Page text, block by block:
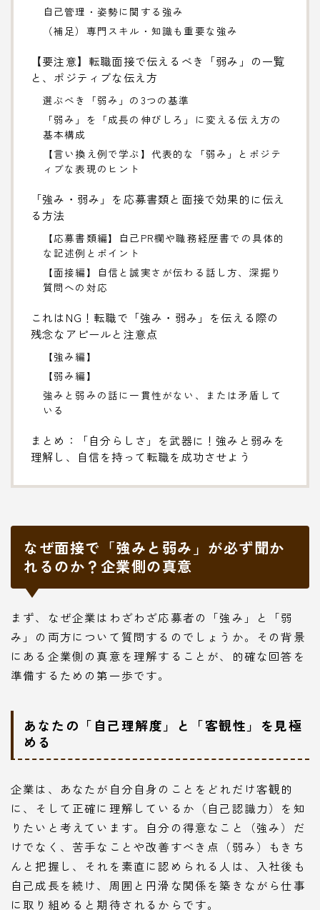
自己管理・姿勢に関する強み
（補足）専門スキル・知識も重要な強み
【要注意】転職面接で伝えるべき「弱み」の一覧
と、ポジティブな伝え方
選ぶべき「弱み」の3つの基準
「弱み」を「成長の伸びしろ」に変える伝え方の
基本構成
【言い換え例で学ぶ】代表的な「弱み」とポジテ
ィブな表現のヒント
「強み・弱み」を応募書類と面接で効果的に伝え
る方法
【応募書類編】自己PR欄や職務経歴書での具体的
な記述例とポイント
【面接編】自信と誠実さが伝わる話し方、深掘り
質問への対応
これはNG！転職で「強み・弱み」を伝える際の
残念なアピールと注意点
【強み編】
【弱み編】
強みと弱みの話に一貫性がない、または矛盾して
いる
まとめ：「自分らしさ」を武器に！強みと弱みを
理解し、自信を持って転職を成功させよう
なぜ面接で「強みと弱み」が必ず聞か
れるのか？企業側の真意
まず、なぜ企業はわざわざ応募者の「強み」と「弱
み」の両方について質問するのでしょうか。その背景
にある企業側の真意を理解することが、的確な回答を
準備するための第一歩です。
あなたの「自己理解度」と「客観性」を見極
める
企業は、あなたが自分自身のことをどれだけ客観的
に、そして正確に理解しているか（自己認識力）を知
りたいと考えています。自分の得意なこと（強み）だ
けでなく、苦手なことや改善すべき点（弱み）もきち
んと把握し、それを素直に認められる人は、入社後も
自己成長を続け、周囲と円滑な関係を築きながら仕事
に取り組めると期待されるからです。